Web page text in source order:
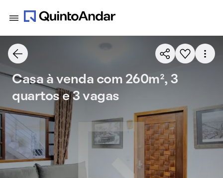
Casa à venda com 260m², 3
quartos e 3 vagas